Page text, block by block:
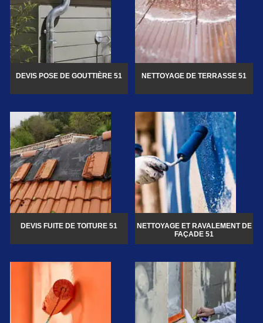
DEVIS POSE DE GOUTTIÈRE 51 NETTOYAGE DE TERRASSE 51
DEVIS FUITE DE TOITURE 51
NETTOYAGE ET RAVALEMENT DE
FAÇADE 51